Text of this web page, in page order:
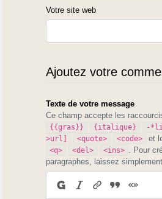
Votre site web
Ajoutez votre
Texte de votre message
Ce champ accepte les
{{gras}} {italique} -
>url]
<quote> <code> et
<q> <del> <ins>
. Pour
paragraphes, laissez